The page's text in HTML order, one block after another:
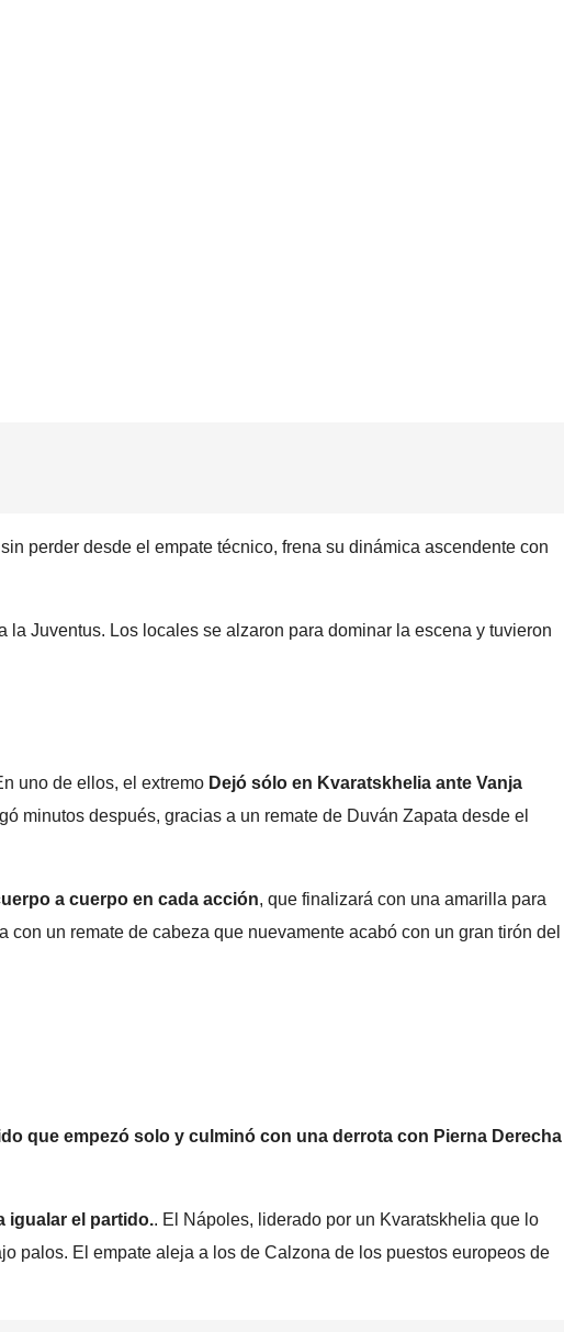
perder desde el empate técnico, frena su dinámica ascendente con
la Juventus. Los locales se alzaron para dominar la escena y tuvieron
uno de ellos, el extremo Dejó sólo en Kvaratskhelia ante Vanja
minutos después, gracias a un remate de Duván Zapata desde el
a cuerpo en cada acción, que finalizará con una amarilla para
un remate de cabeza que nuevamente acabó con un gran tirón del
que empezó solo y culminó con una derrota con Pierna Derecha
igualar el partido.. El Nápoles, liderado por un Kvaratskhelia que lo
palos. El empate aleja a los de Calzona de los puestos europeos de